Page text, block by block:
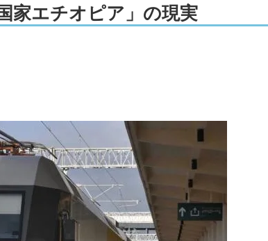
家エチオピア」の現実